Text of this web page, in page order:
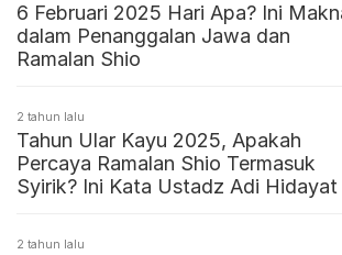
6 Februari 2025 Hari Apa? Ini
dalam Penanggalan Jawa dan
Ramalan Shio
2 tahun lalu
Tahun Ular Kayu 2025, Apakah
Percaya Ramalan Shio Termasuk
Syirik? Ini Kata Ustadz Adi Hidayat
2 tahun lalu